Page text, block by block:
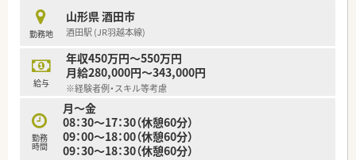
す！
■全社員に6連休のリフレッシュ休暇制度あり
■全社平均の残業時間が6.6時間/月。1分単位で残業代支給いた
だけます。
＼ 社員教育制度 ／
■月に1回テレビ会議での勉強会を実施しています。
■外来ガン専門薬剤師の育成などにも積極的で定期的に社内公
募も実施されています
■認定薬剤師取得に伴うe-Learningについても会社負担でご利
用いただけます
勤務地
山形県 酒田市
酒田駅 (JR羽越本線)
給与
年収450万円～550万円
月給280,000円～343,000円
※経験者例・スキル等考慮
勤務
時間
月～金
08：30～17：30（休憩60分）
09：00～18：00（休憩60分）
09：30～18：30（休憩60分）